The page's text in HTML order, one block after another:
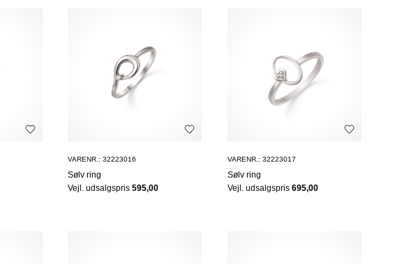
VARENR.: 32223016
Sølv ring
Vejl. udsalgspris595,00
VARENR.: 32223017
Sølv ring
Vejl. udsalgspris 695,00